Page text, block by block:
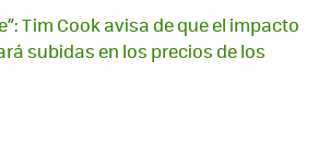
Tim Cook avisa de que el impacto
subidas en los precios de los